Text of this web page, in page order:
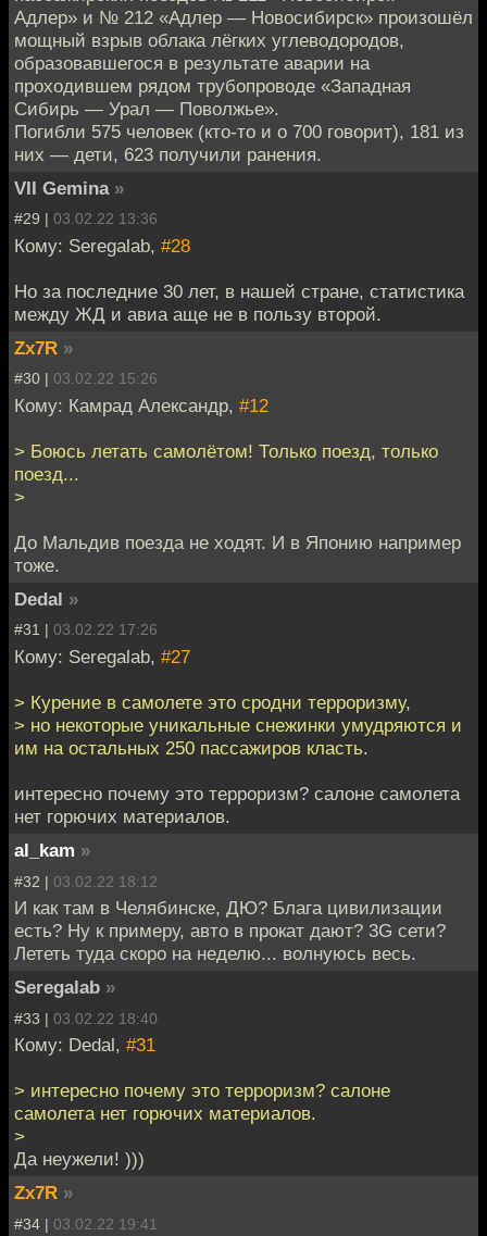
Адлер» и № 212 «Адлер — Новосибирск» произошёл
мощный взрыв облака лёгких углеводородов,
образовавшегося в результате аварии на
проходившем рядом трубопроводе «Западная
Сибирь — Урал — Поволжье».
Погибли 575 человек (кто-то и о 700 говорит), 181 из
них — дети, 623 получили ранения.
VII Gemina »
#29 | 03.02.22 13:36
Кому: Seregalab, #28
Но за последние 30 лет, в нашей стране, статистика
между ЖД и авиа аще не в пользу второй.
Zx7R »
#30 | 03.02.22 15:26
Кому: Камрад Александр, #12
> Боюсь летать самолётом! Только поезд, только
поезд...
>
До Мальдив поезда не ходят. И в Японию например
тоже.
Dedal »
#31 | 03.02.22 17:26
Кому: Seregalab, #27
> Курение в самолете это сродни терроризму,
> но некоторые уникальные снежинки умудряются и
им на остальных 250 пассажиров класть.
интересно почему это терроризм? салоне самолета
нет горючих материалов.
al_kam »
#32 | 03.02.22 18:12
И как там в Челябинске, ДЮ? Блага цивилизации
есть? Ну к примеру, авто в прокат дают? 3G сети?
Лететь туда скоро на неделю... волнуюсь весь.
Seregalab »
#33 | 03.02.22 18:40
Кому: Dedal, #31
> интересно почему это терроризм? салоне
самолета нет горючих материалов.
>
Да неужели! )))
Zx7R »
#34 | 03.02.22 19:41